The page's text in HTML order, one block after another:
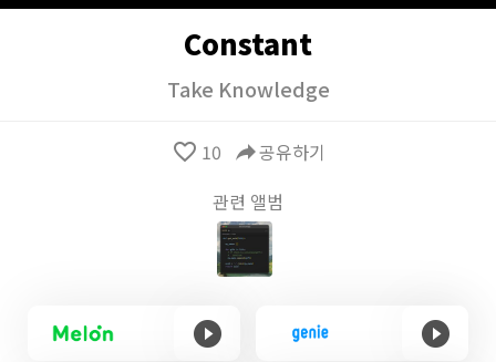
Constant
Take Knowledge
favorite_border 10 reply공유하기
관련 앨범